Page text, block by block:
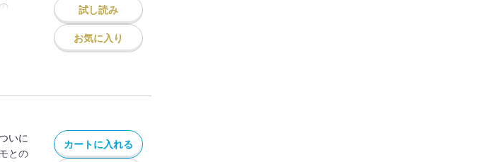
ァ
試し読み
お気に入り
いに
との
カートに入れる